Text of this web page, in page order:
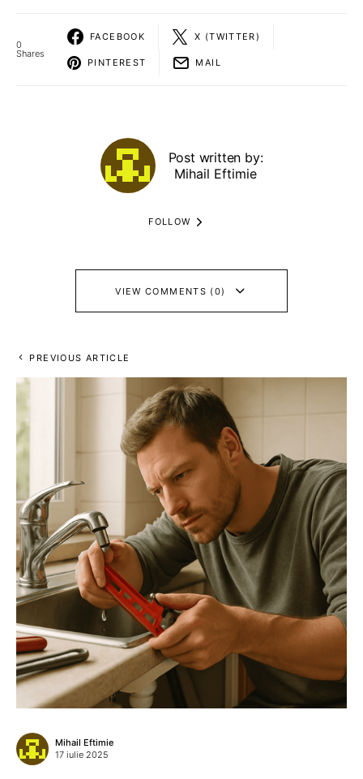
0
Shares
FACEBOOK X (TWITTER)
PINTEREST MAIL
Post written by:
Mihail Eftimie
FOLLOW
VIEW COMMENTS (0)
PREVIOUS ARTICLE
Mihail Eftimie
17 iulie 2025